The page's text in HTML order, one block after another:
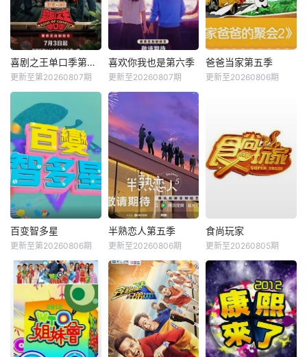
喜剧之王单口季第三季
更新至第20260807期
喜欢你我也是第六季
更新至20260807期
爸爸当家第五季
更新至20260806期
百变智多星
更新至第20260806期
半熟恋人第五季
更新至20260806期
食尚玩家
更新至20260805期